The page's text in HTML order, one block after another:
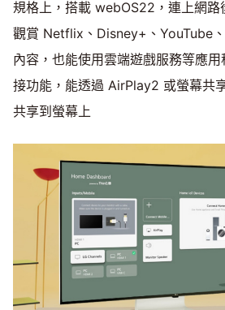
規格上，搭載 webOS22，連上網路
觀賞 Netflix、Disney+、YouTube
內容，也能使用雲端遊戲服務等應
接功能，能透過 AirPlay2 或螢幕共
共享到螢幕上